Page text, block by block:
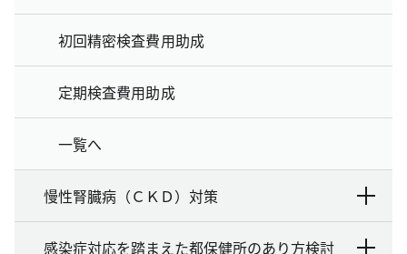
初回精密検査費用助成
定期検査費用助成
一覧へ
慢性腎臓病（ＣＫＤ）対策
感染症対応を踏まえた都保健所のあり方検討